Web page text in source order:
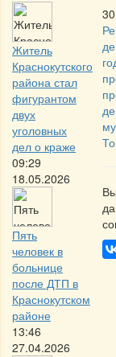
Житель
Краснокутского
района стал
фигурантом
двух
уголовных
дел о краже
09:29
18.05.2026
Пять
человек в
больнице
после ДТП в
Краснокутском
районе
13:46
27.04.2026